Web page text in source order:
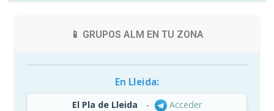
📱 GRUPOS ALM EN TU ZONA
En Lleida:
El Pla de Lleida - Acceder